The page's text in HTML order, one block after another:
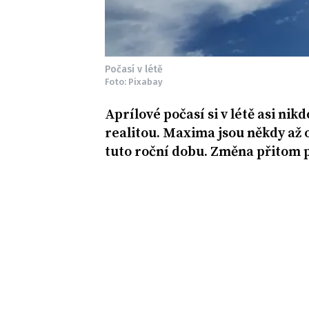
Počasí v létě
Foto: Pixabay
Aprílové počasí si v létě asi
realitou. Maxima jsou někdy
tuto roční dobu. Změna přitom